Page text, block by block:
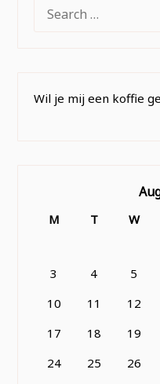
FOR:
Wil je mij een koffie
M T W
3
4 5
10
11 12
17
18 19
24
25 26